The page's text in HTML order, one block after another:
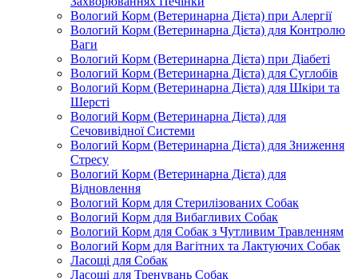
Вологий Корм (Ветеринарна Дієта) при Алергії
Вологий Корм (Ветеринарна Дієта) для Контролю
Ваги
Вологий Корм (Ветеринарна Дієта) при Діабеті
Вологий Корм (Ветеринарна Дієта) для Суглобів
Вологий Корм (Ветеринарна Дієта) для Шкіри та
Шерсті
Вологий Корм (Ветеринарна Дієта) для
Сечовивідної Системи
Вологий Корм (Ветеринарна Дієта) для Зниження
Стресу
Вологий Корм (Ветеринарна Дієта) для
Відновлення
Вологий Корм для Стерилізованих Собак
Вологий Корм для Вибагливих Собак
Вологий Корм для Собак з Чутливим Травленням
Вологий Корм для Вагітних та Лактуючих Собак
Ласощі для Собак
Ласощі для Тренувань Собак